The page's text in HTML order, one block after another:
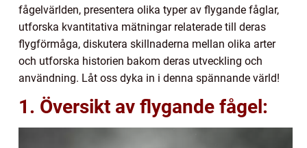
fågelvärlden, presentera olika typer av flygande fåglar,
utforska kvantitativa mätningar relaterade till deras
flygförmåga, diskutera skillnaderna mellan olika arter
och utforska historien bakom deras utveckling och
användning. Låt oss dyka in i denna spännande värld!
1. Översikt av flygande fågel: